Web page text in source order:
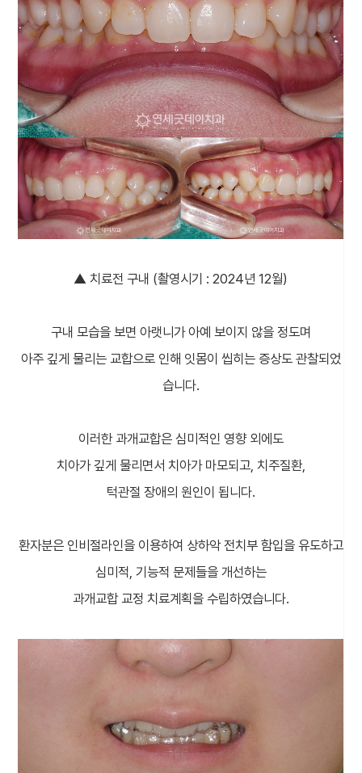
▲ 치료전 구내 (촬영시기 : 2024년 12월)
구내 모습을 보면 아랫니가 아예 보이지 않을 정도며
아주 깊게 물리는 교합으로 인해 잇몸이 씹히는 증상도 관찰되었
습니다.
이러한 과개교합은 심미적인 영향 외에도
치아가 깊게 물리면서 치아가 마모되고, 치주질환,
턱관절 장애의 원인이 됩니다.
환자분은 인비절라인을 이용하여 상하악 전치부 함입을 유도하고
심미적, 기능적 문제들을 개선하는
과개교합 교정 치료계획을 수립하였습니다.